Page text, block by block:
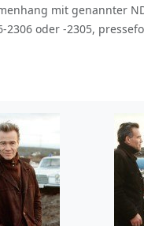
mit genannter
2306 oder -2305,